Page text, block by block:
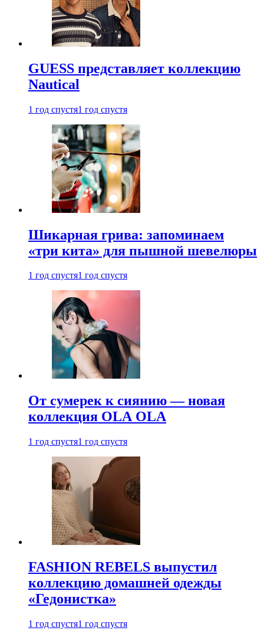
GUESS представляет коллекцию
Nautical
1 год спустя1 год спустя
Шикарная грива: запоминаем
«три кита» для пышной шевелюры
1 год спустя1 год спустя
От сумерек к сиянию — новая
коллекция OLA OLA
1 год спустя1 год спустя
FASHION REBELS выпустил
коллекцию домашней одежды
«Гедонистка»
1 год спустя1 год спустя